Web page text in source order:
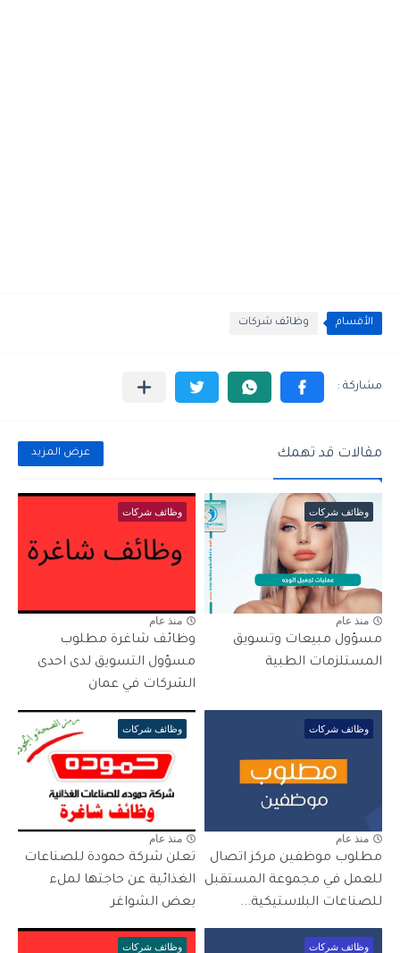
الأقسام وظائف شركات
مقالات قد تهمك عرض المزيد
وظائف شركات
منذ عام
مسؤول مبيعات وتسويق
المستلزمات الطبية
وظائف شركات
منذ عام
وظائف شاغرة مطلوب
مسؤول التسويق لدى احدى
الشركات في عمان
وظائف شركات
منذ عام
مطلوب موظفين مركز اتصال
للعمل في مجموعة المستقبل
للصناعات البلاستيكية...
وظائف شركات
منذ عام
تعلن شركة حمودة للصناعات
الغذائية عن حاجتها لملء
بعض الشواغر
وظائف شركات وظائف شركات